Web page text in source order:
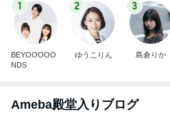
1
BEYOOOOO
NDS
2
ゆうこりん
3
島倉りか
Ameba殿堂入りブログ